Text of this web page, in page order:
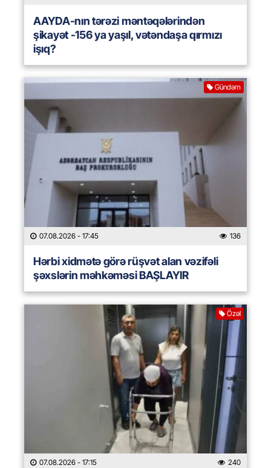
AAYDA-nın tərəzi məntəqələrindən
şikayət -156 ya yaşıl, vətəndaşa qırmızı
işıq?
Gündəm
07.08.2026 - 17:45 136
Hərbi xidmətə görə rüşvət alan vəzifəli
şəxslərin məhkəməsi BAŞLAYIR
Özəl
07.08.2026 - 17:15 240